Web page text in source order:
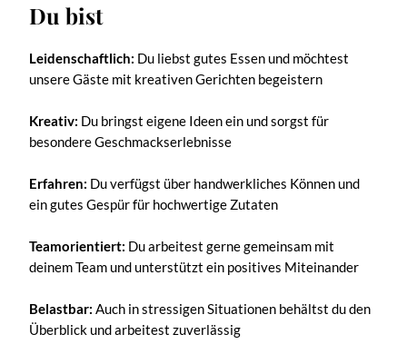
Du bist
Leidenschaftlich: Du liebst gutes Essen und möchtest
unsere Gäste mit kreativen Gerichten begeistern
Kreativ: Du bringst eigene Ideen ein und sorgst für
besondere Geschmackserlebnisse
Erfahren: Du verfügst über handwerkliches Können und
ein gutes Gespür für hochwertige Zutaten
Teamorientiert: Du arbeitest gerne gemeinsam mit
deinem Team und unterstützt ein positives Miteinander
Belastbar: Auch in stressigen Situationen behältst du den
Überblick und arbeitest zuverlässig